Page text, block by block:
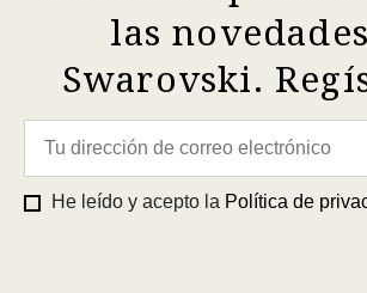
las
Swarovski.
He leído y acepto la Política de